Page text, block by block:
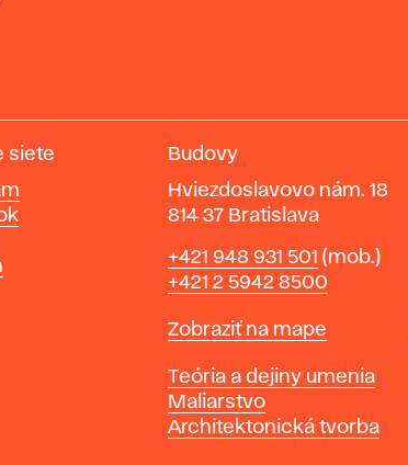
siete Budovy
Hviezdoslavovo nám. 18
814 37 Bratislava
Telefón
+421 948 931 501 (mob.)
+421 2 5942 8500
Mapa
Zobraziť na mape
Katedry
Teória a dejiny umenia
Maliarstvo
Architektonická tvorba